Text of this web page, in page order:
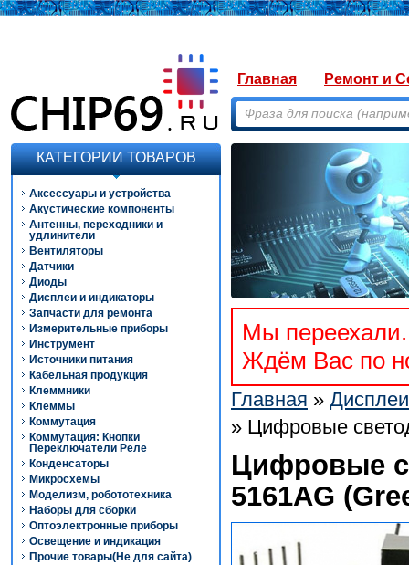
Главная Ремонт и
КАТЕГОРИИ ТОВАРОВ
Аксессуары и устройства
Акустические компоненты
Антенны, переходники и
удлинители
Вентиляторы
Датчики
Диоды
Дисплеи и индикаторы
Запчасти для ремонта
Измерительные приборы
Инструмент
Источники питания
Кабельная продукция
Клеммники
Клеммы
Коммутация
Коммутация: Кнопки
Переключатели Реле
Конденсаторы
Микросхемы
Моделизм, робототехника
Наборы для сборки
Оптоэлектронные приборы
Освещение и индикация
Прочие товары(Не для сайта)
Мы
Ждём Вас по
Главная »
» Цифровые
Цифровые
5161AG